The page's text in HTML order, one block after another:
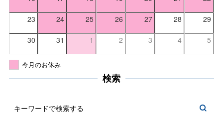
23 24 25 26 27 28 29
30 31 1 2 3 4 5
今月のお休み
検索